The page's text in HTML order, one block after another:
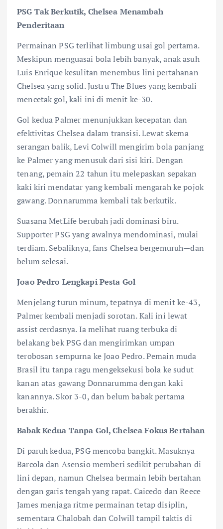
PSG Tak Berkutik, Chelsea Menambah
Penderitaan
Permainan PSG terlihat limbung usai gol pertama.
Meskipun menguasai bola lebih banyak, anak asuh
Luis Enrique kesulitan menembus lini pertahanan
Chelsea yang solid. Justru The Blues yang kembali
mencetak gol, kali ini di menit ke-30.
Gol kedua Palmer menunjukkan kecepatan dan
efektivitas Chelsea dalam transisi. Lewat skema
serangan balik, Levi Colwill mengirim bola panjang
ke Palmer yang menusuk dari sisi kiri. Dengan
tenang, pemain 22 tahun itu melepaskan sepakan
kaki kiri mendatar yang kembali mengarah ke pojok
gawang. Donnarumma kembali tak berkutik.
Suasana MetLife berubah jadi dominasi biru.
Supporter PSG yang awalnya mendominasi, mulai
terdiam. Sebaliknya, fans Chelsea bergemuruh—dan
belum selesai.
Joao Pedro Lengkapi Pesta Gol
Menjelang turun minum, tepatnya di menit ke-43,
Palmer kembali menjadi sorotan. Kali ini lewat
assist cerdasnya. Ia melihat ruang terbuka di
belakang bek PSG dan mengirimkan umpan
terobosan sempurna ke Joao Pedro. Pemain muda
Brasil itu tanpa ragu mengeksekusi bola ke sudut
kanan atas gawang Donnarumma dengan kaki
kanannya. Skor 3-0, dan belum babak pertama
berakhir.
Babak Kedua Tanpa Gol, Chelsea Fokus Bertahan
Di paruh kedua, PSG mencoba bangkit. Masuknya
Barcola dan Asensio memberi sedikit perubahan di
lini depan, namun Chelsea bermain lebih bertahan
dengan garis tengah yang rapat. Caicedo dan Reece
James menjaga ritme permainan tetap disiplin,
sementara Chalobah dan Colwill tampil taktis di